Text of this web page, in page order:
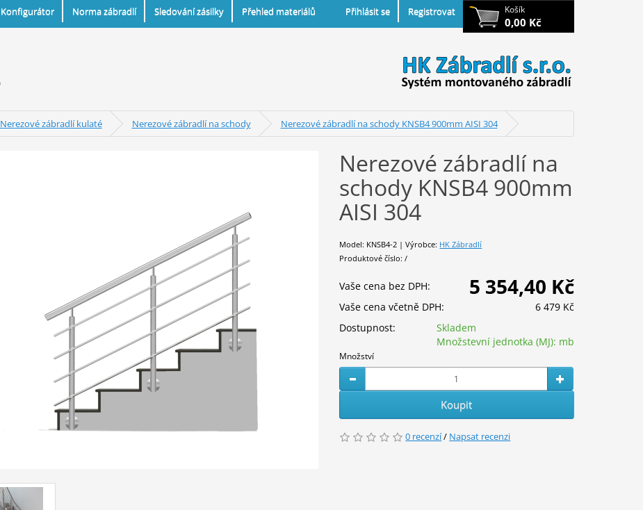
Košík
0,00 Kč
Konfigurátor Norma zábradlí Sledování zásilky Přehled materiálů Přihlásit se Registrovat
Nerezové zábradlí kulaté Nerezové zábradlí na schody Nerezové zábradlí na schody KNSB4 900mm AISI 304
Nerezové zábradlí na
schody KNSB4 900mm
AISI 304
Model: KNSB4-2 | Výrobce: HK Zábradlí
Produktové číslo: /
Vaše cena bez DPH: 5 354,40 Kč
Vaše cena včetně DPH:
6 479 Kč
Dostupnost:
Skladem
Množstevní jednotka (MJ): mb
Množství
Koupit
0 recenzí/ Napsat recenzi